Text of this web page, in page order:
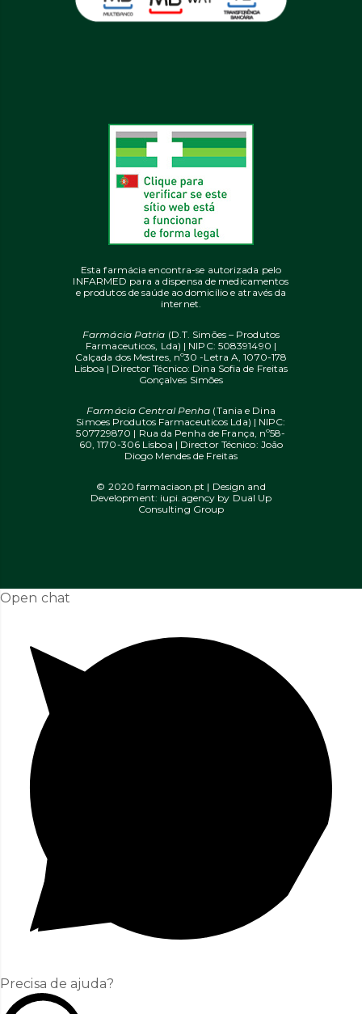
Esta farmácia encontra-se autorizada pelo
INFARMED para a dispensa de medicamentos
e produtos de saúde ao domicílio e através da
internet.
Farmácia Patria (D.T. Simões – Produtos
Farmaceuticos, Lda) | NIPC: 508391490 |
Calçada dos Mestres, nº30 -Letra A, 1070-178
Lisboa | Director Técnico: Dina Sofia de Freitas
Gonçalves Simões
Farmácia Central Penha (Tania e Dina
Simoes Produtos Farmaceuticos Lda) | NIPC:
507729870 | Rua da Penha de França, nº58-
60, 1170-306 Lisboa | Director Técnico: João
Diogo Mendes de Freitas
© 2020 farmaciaon.pt | Design and
Development: iupi.agency by Dual Up
Consulting Group
Open chat
Precisa de ajuda?